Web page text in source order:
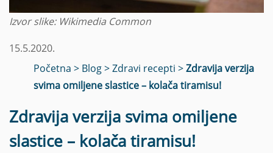
Izvor slike: Wikimedia Common
15.5.2020.
Početna > Blog>Zdravi recepti >Zdravija verzija
svima omiljene slastice – kolača tiramisu!
Zdravija verzija svima omiljene
slastice – kolača tiramisu!